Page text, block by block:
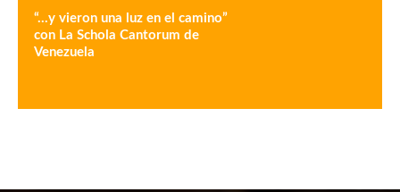
“…y vieron una luz en el camino”
con La Schola Cantorum de
Venezuela